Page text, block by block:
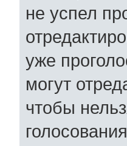
не успел
уже
могут
чтобы